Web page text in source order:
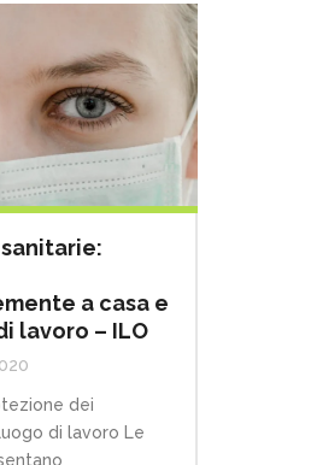
a casa e
lavoro – ILO
dei
di lavoro Le